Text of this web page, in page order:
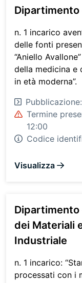
n. 1 incarico
delle fonti
“Aniello
della medicina e
in età moderna”.
Termine
12:00
Codice
Visualizza
Dipartimento
dei Materiali
Industriale
n. 1 incarico:
processati con i